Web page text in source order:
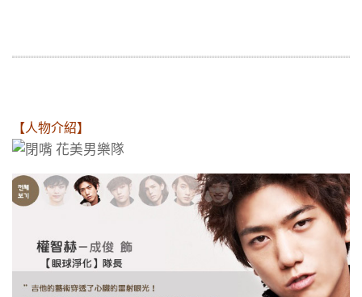
【人物介紹】